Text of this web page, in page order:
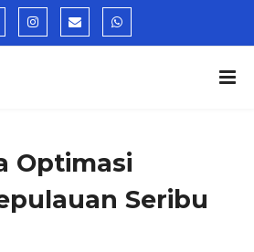
Optimasi
Seribu